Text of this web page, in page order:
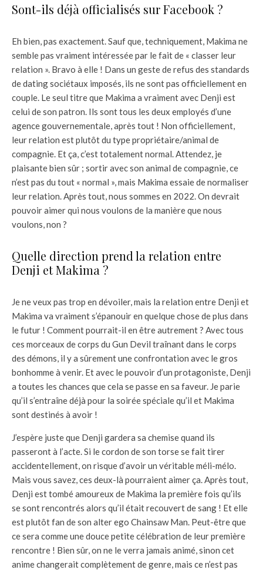
Sont-ils déjà officialisés sur Facebook ?
Eh bien, pas exactement. Sauf que, techniquement, Makima ne
semble pas vraiment intéressée par le fait de « classer leur
relation ». Bravo à elle ! Dans un geste de refus des standards
de dating sociétaux imposés, ils ne sont pas officiellement en
couple. Le seul titre que Makima a vraiment avec Denji est
celui de son patron. Ils sont tous les deux employés d’une
agence gouvernementale, après tout ! Non officiellement,
leur relation est plutôt du type propriétaire/animal de
compagnie. Et ça, c’est totalement normal. Attendez, je
plaisante bien sûr ; sortir avec son animal de compagnie, ce
n’est pas du tout « normal », mais Makima essaie de normaliser
leur relation. Après tout, nous sommes en 2022. On devrait
pouvoir aimer qui nous voulons de la manière que nous
voulons, non ?
Quelle direction prend la relation entre
Denji et Makima ?
Je ne veux pas trop en dévoiler, mais la relation entre Denji et
Makima va vraiment s’épanouir en quelque chose de plus dans
le futur ! Comment pourrait-il en être autrement ? Avec tous
ces morceaux de corps du Gun Devil traînant dans le corps
des démons, il y a sûrement une confrontation avec le gros
bonhomme à venir. Et avec le pouvoir d’un protagoniste, Denji
a toutes les chances que cela se passe en sa faveur. Je parie
qu’il s’entraîne déjà pour la soirée spéciale qu’il et Makima
sont destinés à avoir !
J’espère juste que Denji gardera sa chemise quand ils
passeront à l’acte. Si le cordon de son torse se fait tirer
accidentellement, on risque d’avoir un véritable méli-mélo.
Mais vous savez, ces deux-là pourraient aimer ça. Après tout,
Denji est tombé amoureux de Makima la première fois qu’ils
se sont rencontrés alors qu’il était recouvert de sang ! Et elle
est plutôt fan de son alter ego Chainsaw Man. Peut-être que
ce sera comme une douce petite célébration de leur première
rencontre ! Bien sûr, on ne le verra jamais animé, sinon cet
anime changerait complètement de genre, mais ce n’est pas